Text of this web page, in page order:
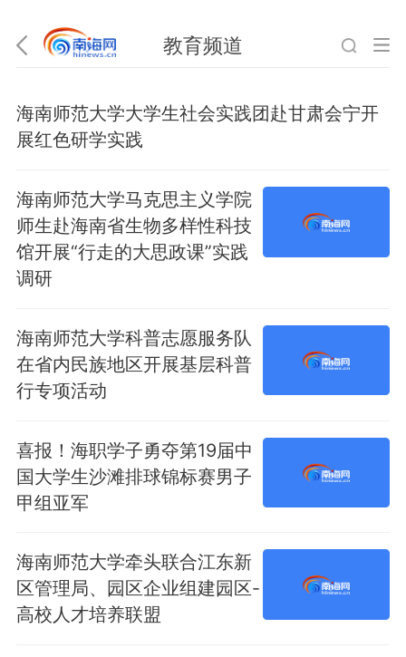
教育频道
海南师范大学大学生社会实践团赴甘肃会宁开
展红色研学实践
海南师范大学马克思主义学院
师生赴海南省生物多样性科技
馆开展“行走的大思政课”实践
调研
海南师范大学科普志愿服务队
在省内民族地区开展基层科普
行专项活动
喜报！海职学子勇夺第19届中
国大学生沙滩排球锦标赛男子
甲组亚军
海南师范大学牵头联合江东新
区管理局、园区企业组建园区-
高校人才培养联盟